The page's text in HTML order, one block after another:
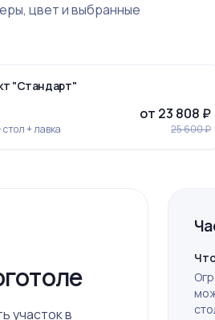
цвет и выбранные
"Стандарт"
+ лавка
от 23 808 ₽
25 600 ₽
участок в